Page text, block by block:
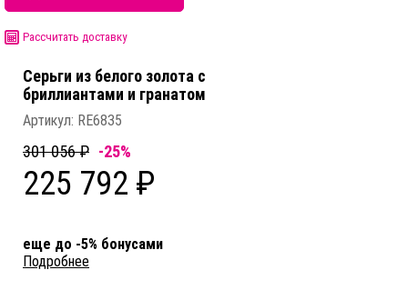
Рассчитать доставку
Серьги из белого золота c
бриллиантами и гранатом
Артикул: RE6835
301 056 ₽ -25%
225 792 ₽
еще до -5% бонусами
Подробнее